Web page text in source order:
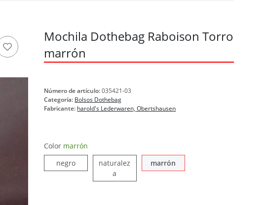
Mochila Dothebag Raboison Torro
marrón
Número de artículo:035421-03
Categoría: Bolsos Dothebag
Fabricante: harold's Lederwaren, Obertshausen
Color marrón
negronegro
naturalez
a naturaleza
marrón